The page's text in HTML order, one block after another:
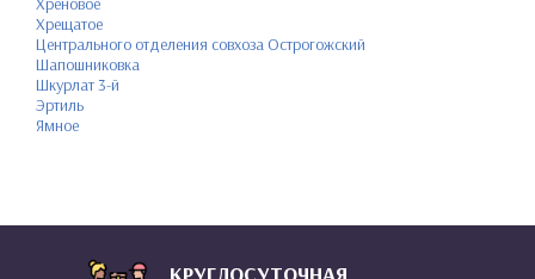
Хрещатое
Центрального отделения совхоза Острогожский
Шапошниковка
Шкурлат 3-й
Эртиль
Ямное
КРУГЛОСУТОЧНАЯ